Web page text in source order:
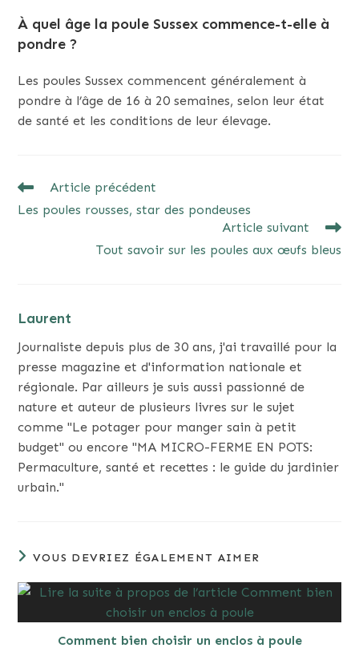
À quel âge la poule Sussex commence-t-elle à
pondre ?
Les poules Sussex commencent généralement à
pondre à l’âge de 16 à 20 semaines, selon leur état
de santé et les conditions de leur élevage.
READ
ARTICLES
Article précédent
Les poules rousses, star des pondeuses
Article suivant
Tout savoir sur les poules aux œufs bleus
Laurent
Journaliste depuis plus de 30 ans, j'ai travaillé pour la
presse magazine et d'information nationale et
régionale. Par ailleurs je suis aussi passionné de
nature et auteur de plusieurs livres sur le sujet
comme "Le potager pour manger sain à petit
budget" ou encore "MA MICRO-FERME EN POTS:
Permaculture, santé et recettes : le guide du jardinier
urbain."
VOUS DEVRIEZ ÉGALEMENT AIMER
Comment bien choisir un enclos à poule